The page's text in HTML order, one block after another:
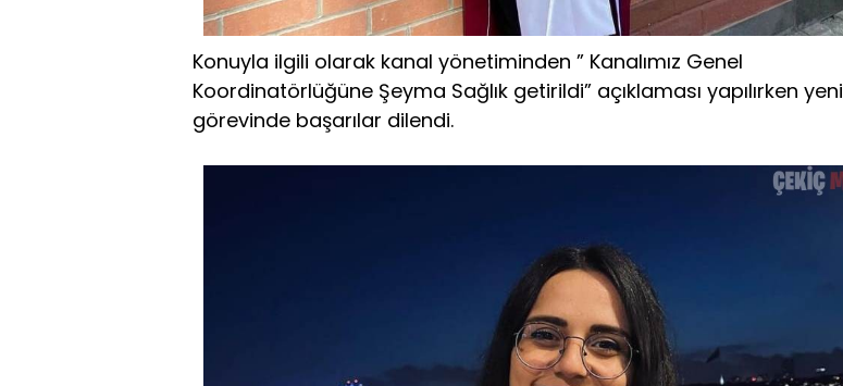
Konuyla ilgili olarak kanal yönetiminden ” Kanalımız Genel
Koordinatörlüğüne Şeyma Sağlık getirildi” açıklaması yapılırken yeni
görevinde başarılar dilendi.